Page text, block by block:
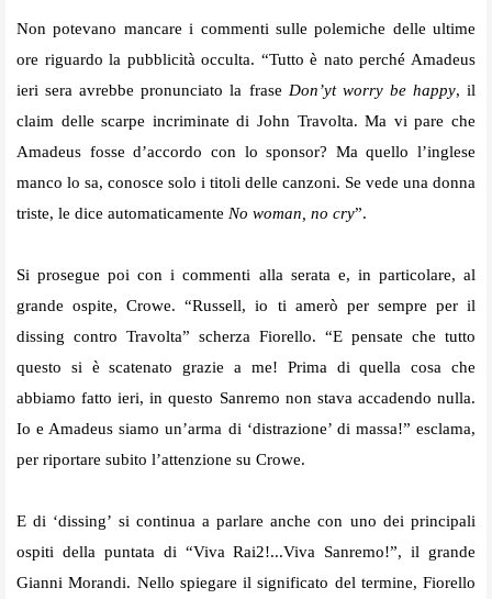
Non potevano mancare i commenti sulle polemiche delle ultime
ore riguardo la pubblicità occulta. “Tutto è nato perché Amadeus
ieri sera avrebbe pronunciato la frase Don’yt worry be happy, il
claim delle scarpe incriminate di John Travolta. Ma vi pare che
Amadeus fosse d’accordo con lo sponsor? Ma quello l’inglese
manco lo sa, conosce solo i titoli delle canzoni. Se vede una donna
triste, le dice automaticamente No woman, no cry”.
Si prosegue poi con i commenti alla serata e, in particolare, al
grande ospite, Crowe. “Russell, io ti amerò per sempre per il
dissing contro Travolta” scherza Fiorello. “E pensate che tutto
questo si è scatenato grazie a me! Prima di quella cosa che
abbiamo fatto ieri, in questo Sanremo non stava accadendo nulla.
Io e Amadeus siamo un’arma di ‘distrazione’ di massa!” esclama,
per riportare subito l’attenzione su Crowe.
E di ‘dissing’ si continua a parlare anche con uno dei principali
ospiti della puntata di “Viva Rai2!...Viva Sanremo!”, il grande
Gianni Morandi. Nello spiegare il significato del termine, Fiorello